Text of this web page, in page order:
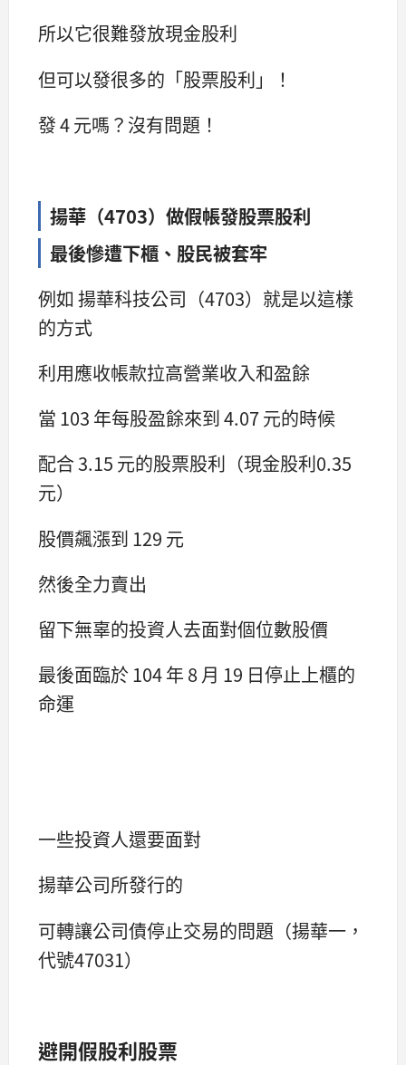
所以它很難發放現金股利
但可以發很多的「股票股利」！
發 4 元嗎？沒有問題！
揚華（4703）做假帳發股票股利
最後慘遭下櫃、股民被套牢
例如 揚華科技公司（4703）就是以這樣
的方式
利用應收帳款拉高營業收入和盈餘
當 103 年每股盈餘來到 4.07 元的時候
配合 3.15 元的股票股利（現金股利0.35
元）
股價飆漲到 129 元
然後全力賣出
留下無辜的投資人去面對個位數股價
最後面臨於 104 年 8 月 19 日停止上櫃的
命運
一些投資人還要面對
揚華公司所發行的
可轉讓公司債停止交易的問題（揚華一，
代號47031）
避開假股利股票